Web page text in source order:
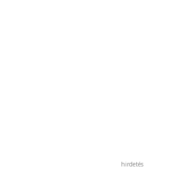
hirdetés